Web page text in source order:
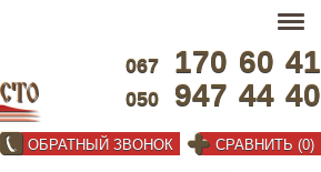
067 170 60 41
050 947 44 40
ОБРАТНЫЙ ЗВОНОК СРАВНИТЬ (0)